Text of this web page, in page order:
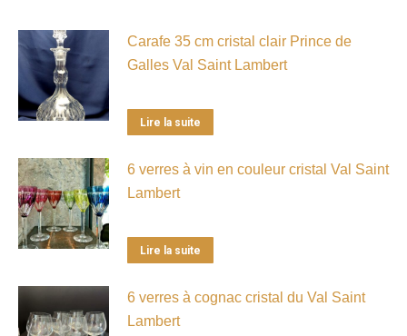
Carafe 35 cm cristal clair Prince de
Galles Val Saint Lambert
Lire la suite
6 verres à vin en couleur cristal Val Saint
Lambert
Lire la suite
6 verres à cognac cristal du Val Saint
Lambert